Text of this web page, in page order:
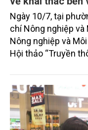
Ngày 10/7, tại
chí Nông nghiệp
Nông nghiệp và
Hội thảo “Truyền
trường nước xuyên